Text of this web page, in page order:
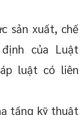
sản xuất, chế
của Luật
luật có liên
tầng kỹ thuật